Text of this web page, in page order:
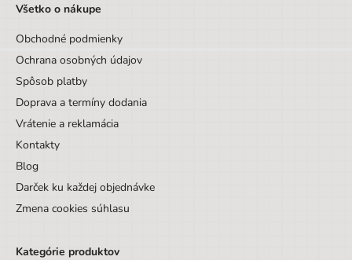
Všetko o nákupe
Obchodné podmienky
Ochrana osobných údajov
Spôsob platby
Doprava a termíny dodania
Vrátenie a reklamácia
Kontakty
Blog
Darček ku každej objednávke
Zmena cookies súhlasu
Kategórie produktov